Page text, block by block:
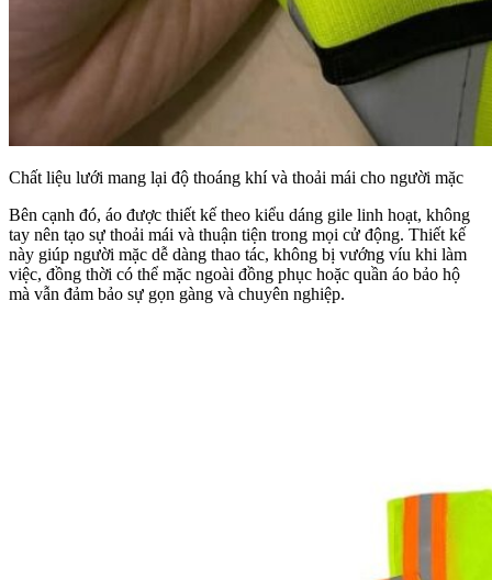
Chất liệu lưới mang lại độ thoáng khí và thoải mái cho người mặc
Bên cạnh đó, áo được thiết kế theo kiểu dáng gile linh hoạt, không
tay nên tạo sự thoải mái và thuận tiện trong mọi cử động. Thiết kế
này giúp người mặc dễ dàng thao tác, không bị vướng víu khi làm
việc, đồng thời có thể mặc ngoài đồng phục hoặc quần áo bảo hộ
mà vẫn đảm bảo sự gọn gàng và chuyên nghiệp.